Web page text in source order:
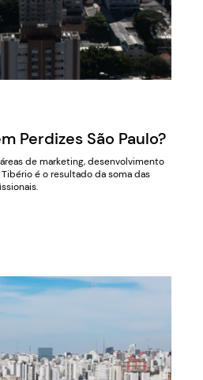
Perdizes São Paulo?
de marketing, desenvolvimento
é o resultado da soma das